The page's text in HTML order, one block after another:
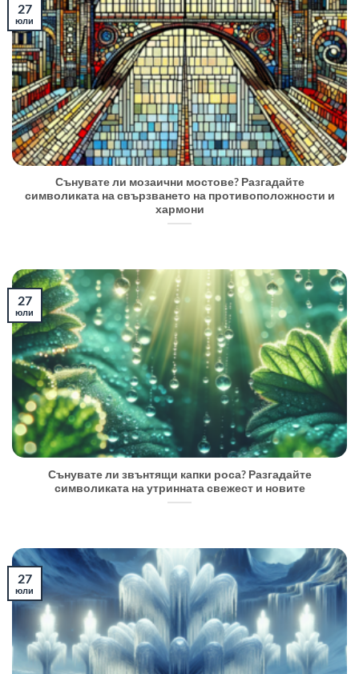
Сънувате ли мозаични мостове? Разгадайте
символиката на свързването на противоположности и
хармони
27
юли
Сънувате ли звънтящи капки роса? Разгадайте
символиката на утринната свежест и новите
27
юли
27
юли